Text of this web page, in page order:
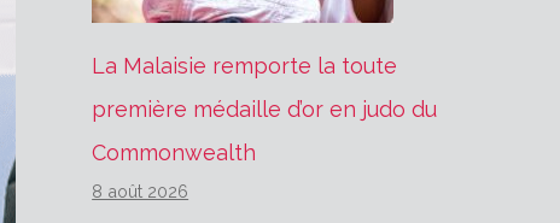
La Malaisie remporte la toute
première médaille d’or en judo du
Commonwealth
8 août 2026